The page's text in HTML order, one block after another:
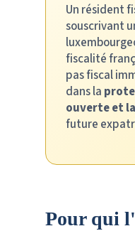
Un résident
souscrivant
fiscalité
pas fiscal
dans la
ouverte et
future
Pour qui